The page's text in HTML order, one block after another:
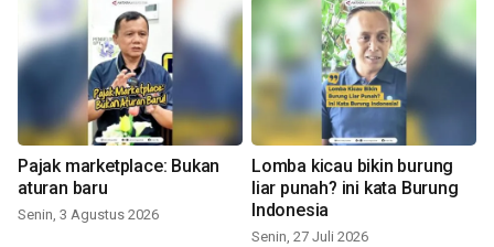
Pajak marketplace: Bukan
aturan baru
Senin, 3 Agustus 2026
Lomba kicau bikin burung
liar punah? ini kata Burung
Indonesia
Senin, 27 Juli 2026